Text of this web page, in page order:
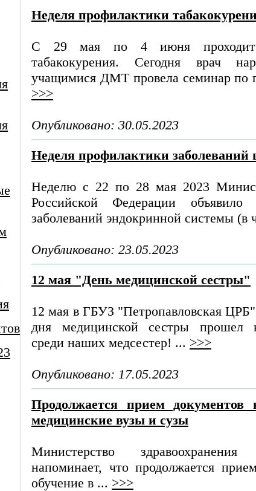
Неделя профилактики
С 29 мая по 4 июня проходит
табакокурения. Сегодня врач
учащимися ДМТ провела семинар по
>>>
Опубликовано: 30.05.2023
Неделя профилактики
Неделю с 22 по 28 мая 2023
Российской Федерации объявило
заболеваний эндокринной системы (в
Опубликовано: 23.05.2023
12 мая "День медицинской сестры"
12 мая в ГБУЗ "Петропавловская
дня медицинской сестры прошел
среди наших медсестер! ... >>>
Опубликовано: 17.05.2023
Продолжается прием документов
медицинские вузы и сузы
Министерство
напоминает, что продолжается
обучение в ... >>>